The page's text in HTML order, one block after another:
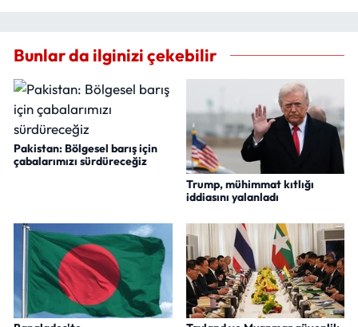
Bunlar da ilginizi çekebilir
Pakistan: Bölgesel barış için
çabalarımızı sürdüreceğiz
Trump, mühimmat kıtlığı
iddiasını yalanladı